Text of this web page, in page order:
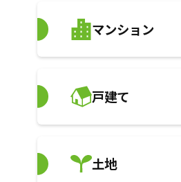
マンション
戸建て
土地